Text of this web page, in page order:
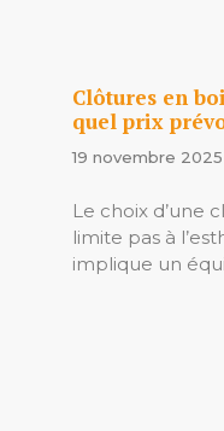
Clôtures en
quel prix
19 novembre 2025
Le choix d’une
limite pas à
implique un